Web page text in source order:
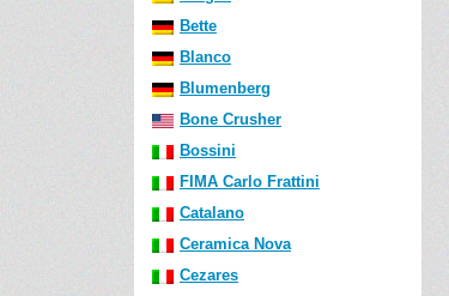
Bette
Blanco
Blumenberg
Bone Crusher
Bossini
FIMA Carlo Frattini
Catalano
Ceramica Nova
Cezares